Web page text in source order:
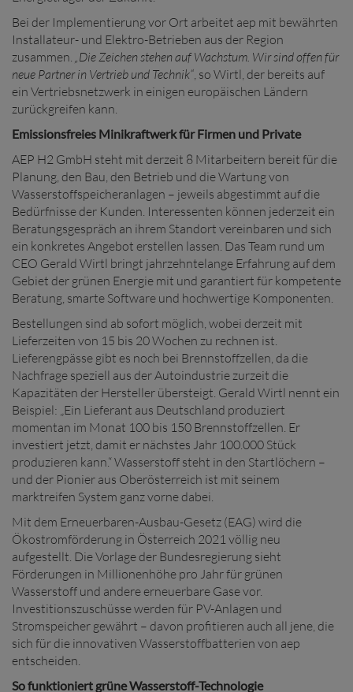
Bei der Implementierung vor Ort arbeitet aep mit bewährten
Installateur- und Elektro-Betrieben aus der Region
zusammen. „Die Zeichen stehen auf Wachstum. Wir sind offen für
neue Partner in Vertrieb und Technik“, so Wirtl, der bereits auf
ein Vertriebsnetzwerk in einigen europäischen Ländern
zurückgreifen kann.
Emissionsfreies Minikraftwerk für Firmen und Private
AEP H2 GmbH steht mit derzeit 8 Mitarbeitern bereit für die
Planung, den Bau, den Betrieb und die Wartung von
Wasserstoffspeicheranlagen – jeweils abgestimmt auf die
Bedürfnisse der Kunden. Interessenten können jederzeit ein
Beratungsgespräch an ihrem Standort vereinbaren und sich
ein konkretes Angebot erstellen lassen. Das Team rund um
CEO Gerald Wirtl bringt jahrzehntelange Erfahrung auf dem
Gebiet der grünen Energie mit und garantiert für kompetente
Beratung, smarte Software und hochwertige Komponenten.
Bestellungen sind ab sofort möglich, wobei derzeit mit
Lieferzeiten von 15 bis 20 Wochen zu rechnen ist.
Lieferengpässe gibt es noch bei Brennstoffzellen, da die
Nachfrage speziell aus der Autoindustrie zurzeit die
Kapazitäten der Hersteller übersteigt. Gerald Wirtl nennt ein
Beispiel: „Ein Lieferant aus Deutschland produziert
momentan im Monat 100 bis 150 Brennstoffzellen. Er
investiert jetzt, damit er nächstes Jahr 100.000 Stück
produzieren kann.“ Wasserstoff steht in den Startlöchern –
und der Pionier aus Oberösterreich ist mit seinem
marktreifen System ganz vorne dabei.
Mit dem Erneuerbaren-Ausbau-Gesetz (EAG) wird die
Ökostromförderung in Österreich 2021 völlig neu
aufgestellt. Die Vorlage der Bundesregierung sieht
Förderungen in Millionenhöhe pro Jahr für grünen
Wasserstoff und andere erneuerbare Gase vor.
Investitionszuschüsse werden für PV-Anlagen und
Stromspeicher gewährt – davon profitieren auch all jene, die
sich für die innovativen Wasserstoffbatterien von aep
entscheiden.
So funktioniert grüne Wasserstoff-Technologie